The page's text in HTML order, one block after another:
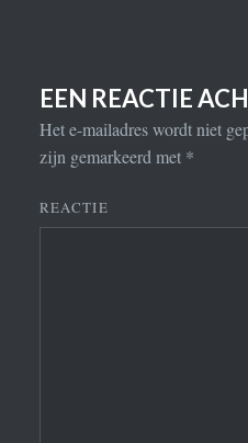
EEN REACTIE
Het e-mailadres wordt niet
zijn gemarkeerd met *
REACTIE